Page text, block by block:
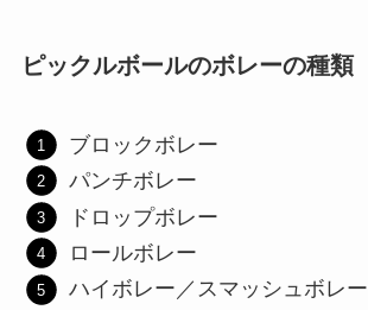
ピックルボールのボレーの種類
ブロックボレー
パンチボレー
ドロップボレー
ロールボレー
ハイボレー／スマッシュボレー